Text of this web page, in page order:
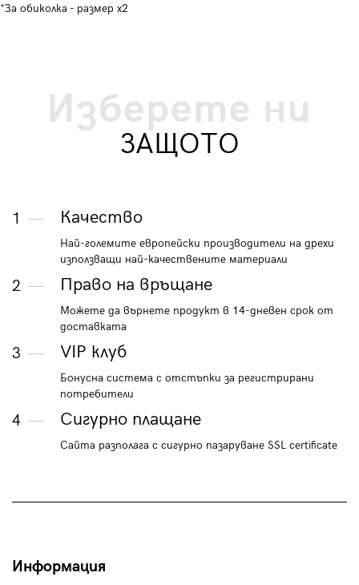
*За обиколка - размер x2
Изберете ни
ЗАЩОТО
1 Качество
Най-големите европейски производители на дрехи
използващи най-качествените материали
2 Право на връщане
Можете да върнете продукт в 14-дневен срок от
доставката
3 VIP клуб
Бонусна система с отстъпки за регистрирани
потребители
4 Сигурно плащане
Сайта разполага с сигурно пазаруване SSL certificate
Информация